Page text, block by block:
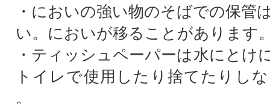
・においの強い物のそばでの保管
い。においが移ることがあります
・ティッシュペーパーは水にとけ
トイレで使用したり捨てたりし
。